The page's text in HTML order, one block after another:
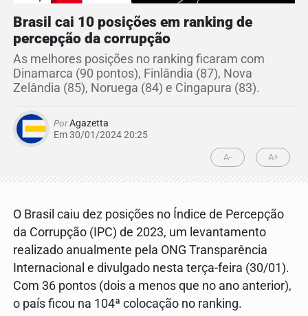
Brasil cai 10 posições em ranking de
percepção da corrupção
As melhores posições no ranking ficaram com
Dinamarca (90 pontos), Finlândia (87), Nova
Zelândia (85), Noruega (84) e Cingapura (83).
PorAgazetta
Em 30/01/2024 20:25
A- A+
O Brasil caiu dez posições no Índice de Percepção
da Corrupção (IPC) de 2023, um levantamento
realizado anualmente pela ONG Transparência
Internacional e divulgado nesta terça-feira (30/01).
Com 36 pontos (dois a menos que no ano anterior),
o país ficou na 104ª colocação no ranking.